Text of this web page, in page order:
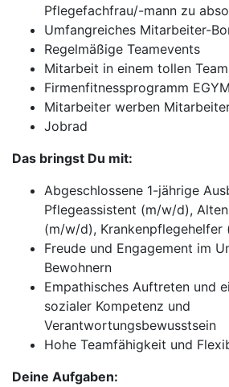
Pflegefachfrau/-mann zu
Umfangreiches Mitarbeiter-
Regelmäßige Teamevents
Mitarbeit in einem tollen Team
Firmenfitnessprogramm
Mitarbeiter werben
Jobrad
Das bringst Du mit:
Abgeschlossene 1-jährige
Pflegeassistent (m/w/d),
(m/w/d), Krankenpflegehelfer
Freude und Engagement im
Bewohnern
Empathisches Auftreten und
sozialer Kompetenz und
Verantwortungsbewusstsein
Hohe Teamfähigkeit und
Deine Aufgaben: